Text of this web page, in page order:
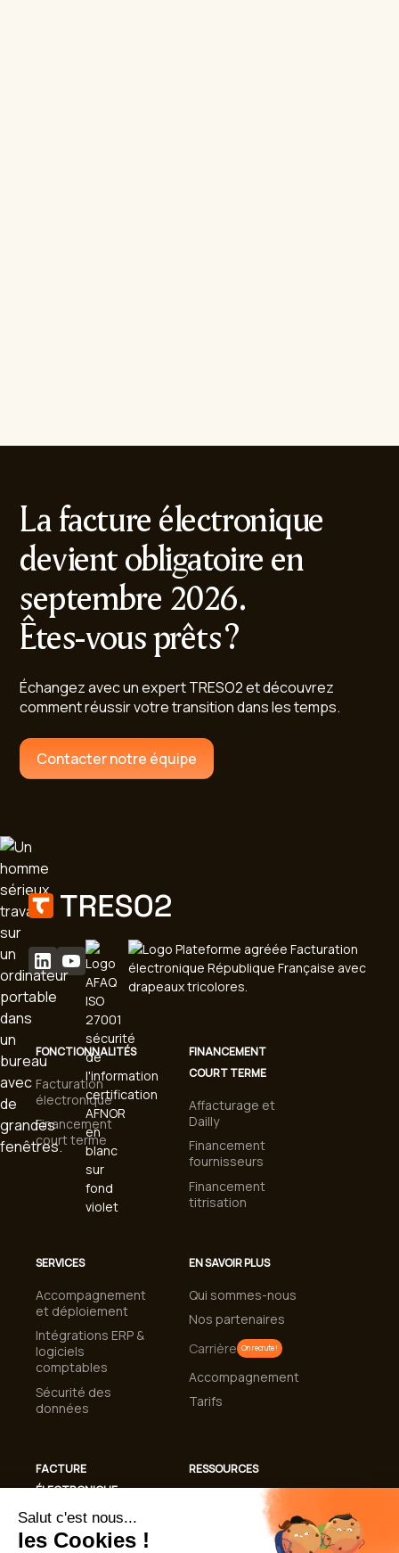
La facture électronique
devient obligatoire en
septembre 2026.
Êtes-vous prêts ?
Échangez avec un expert TRESO2 et découvrez
comment réussir votre transition dans les temps.
Contacter notre équipe
FONCTIONNALITÉS
Facturation
électronique
Financement
court terme
SERVICES
Accompagnement
et déploiement
Intégrations ERP &
logiciels
comptables
Sécurité des
données
FACTURE
ÉLECTRONIQUE
Conformité
Facturation
FINANCEMENT
COURT TERME
Affacturage et
Dailly
Financement
fournisseurs
Financement
titrisation
EN SAVOIR PLUS
Qui sommes-nous
Nos partenaires
Carrière On recrute !
Accompagnement
Tarifs
RESSOURCES
Guides et livres